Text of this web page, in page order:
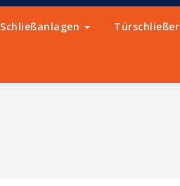
Schließanlagen Türschließer